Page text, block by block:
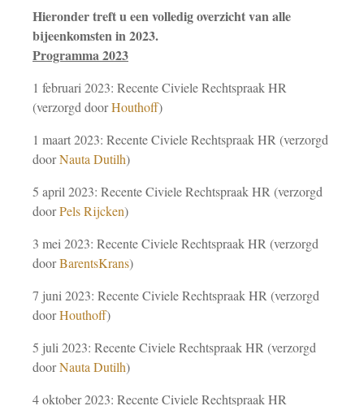
Hieronder treft u een volledig overzicht van alle
bijeenkomsten in 2023.
Programma 2023
1 februari 2023: Recente Civiele Rechtspraak HR
(verzorgd doorHouthoff)
1 maart 2023: Recente Civiele Rechtspraak HR (verzorgd
doorNauta Dutilh)
5 april 2023: Recente Civiele Rechtspraak HR (verzorgd
doorPels Rijcken)
3 mei 2023: Recente Civiele Rechtspraak HR (verzorgd
doorBarentsKrans)
7 juni 2023: Recente Civiele Rechtspraak HR (verzorgd
doorHouthoff)
5 juli 2023: Recente Civiele Rechtspraak HR (verzorgd
doorNauta Dutilh)
4 oktober 2023: Recente Civiele Rechtspraak HR